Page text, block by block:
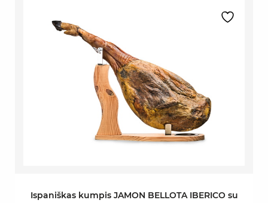
Ispaniškas kumpis JAMON BELLOTA IBERICO su